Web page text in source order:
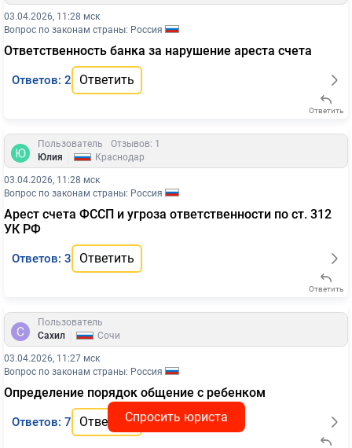
03.04.2026, 11:28 мск
Вопрос по законам страны: Россия
Ответственность банка за нарушение ареста счета
Ответов: 2 Ответить
Ответить
Пользователь
Отзывов: 1
Юлия
Краснодар
03.04.2026, 11:28 мск
Вопрос по законам страны: Россия
Арест счета ФССП и угроза ответственности по ст. 312
УК РФ
Ответов: 3 Ответить
Ответить
Пользователь
Сахил
Сочи
03.04.2026, 11:27 мск
Вопрос по законам страны: Россия
Определение порядок общение с ребенком
Ответов: 7 ОтветитьСпросить юриста